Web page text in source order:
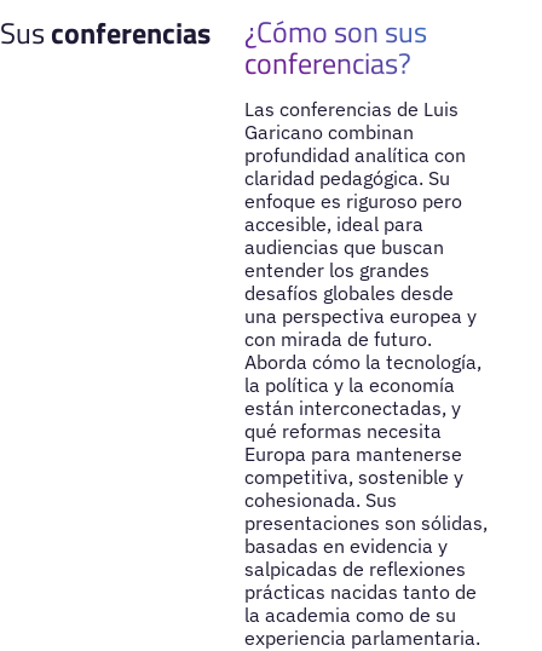
Susconferencias ¿Cómo son sus
conferencias?
Las conferencias de Luis
Garicano combinan
profundidad analítica con
claridad pedagógica. Su
enfoque es riguroso pero
accesible, ideal para
audiencias que buscan
entender los grandes
desafíos globales desde
una perspectiva europea y
con mirada de futuro.
Aborda cómo la tecnología,
la política y la economía
están interconectadas, y
qué reformas necesita
Europa para mantenerse
competitiva, sostenible y
cohesionada. Sus
presentaciones son sólidas,
basadas en evidencia y
salpicadas de reflexiones
prácticas nacidas tanto de
la academia como de su
experiencia parlamentaria.